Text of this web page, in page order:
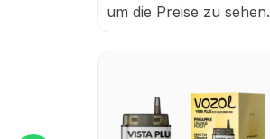
um die Preise zu sehen.